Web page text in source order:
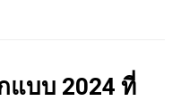
แบบ 2024 ที่